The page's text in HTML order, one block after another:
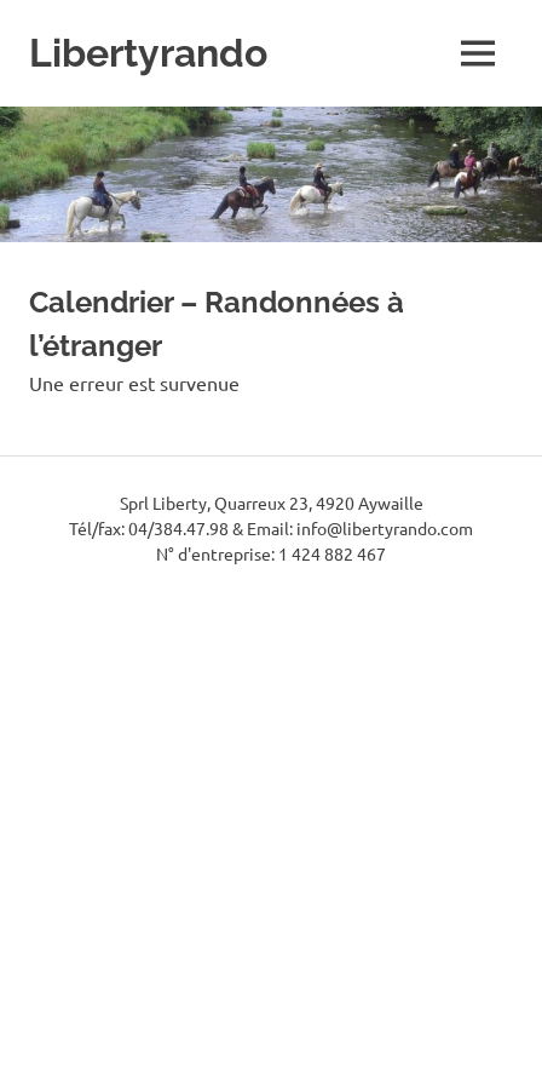
contentLibertyrando
spécialiste
de
la
randonnée
à
cheval
MENU
Calendrier – Randonnées à
l’étranger
Une erreur est survenue
Sprl Liberty, Quarreux 23, 4920 Aywaille
Tél/fax: 04/384.47.98 & Email: info@libertyrando.com
N° d'entreprise: 1 424 882 467